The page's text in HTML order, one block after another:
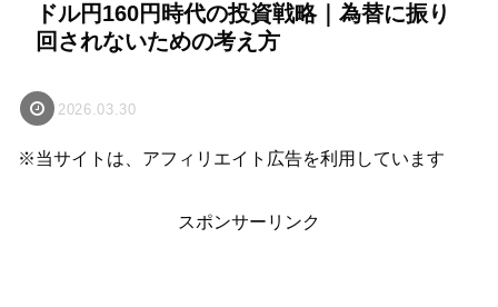
ドル円160円時代の投資戦略｜為替に振り
回されないための考え方
2026.03.30
※当サイトは、アフィリエイト広告を利用しています
スポンサーリンク